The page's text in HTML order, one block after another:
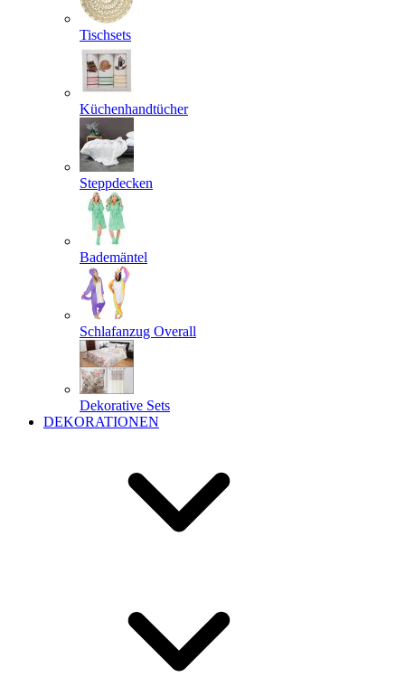
Tischsets
Küchenhandtücher
Steppdecken
Bademäntel
Schlafanzug Overall
Dekorative Sets
DEKORATIONEN